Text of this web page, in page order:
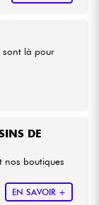
DE
nos boutiques
EN SAVOIR +
sont là pour